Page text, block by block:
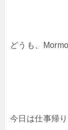
どうも、
今日は仕事帰り